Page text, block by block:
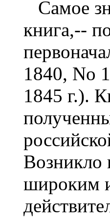
Самое
книга,--
1840, No
1845 г.).
Возникло
широким